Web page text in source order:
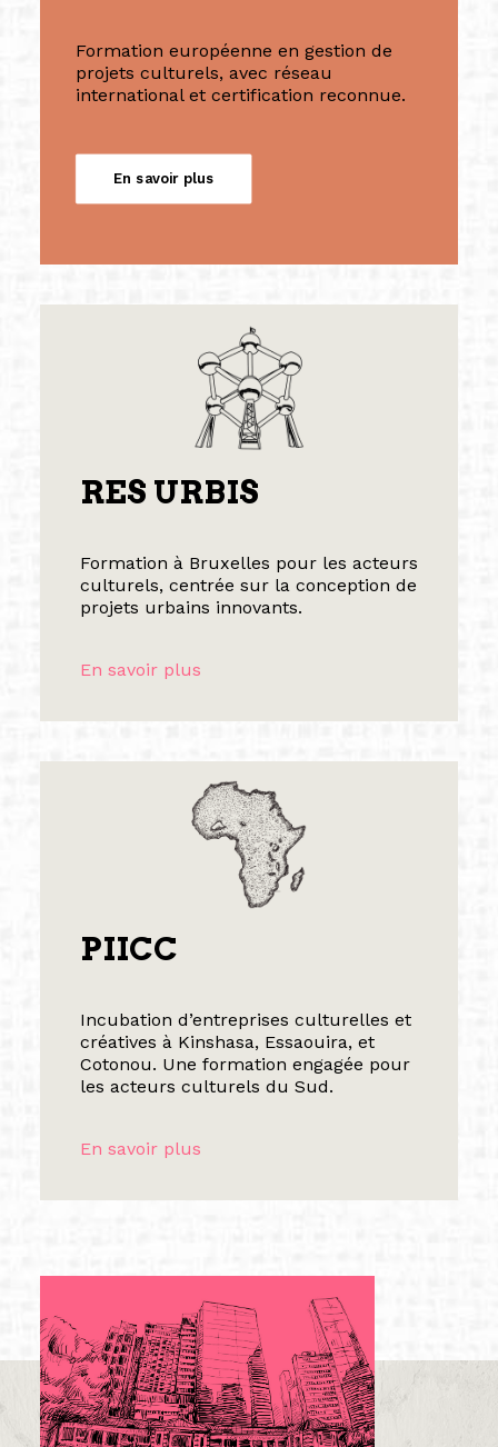
Formation européenne en gestion de
projets culturels, avec réseau
international et certification reconnue.
En savoir plus
RES URBIS
Formation à Bruxelles pour les acteurs
culturels, centrée sur la conception de
projets urbains innovants.
En savoir plus
PIICC
Incubation d’entreprises culturelles et
créatives à Kinshasa, Essaouira, et
Cotonou. Une formation engagée pour
les acteurs culturels du Sud.
En savoir plus